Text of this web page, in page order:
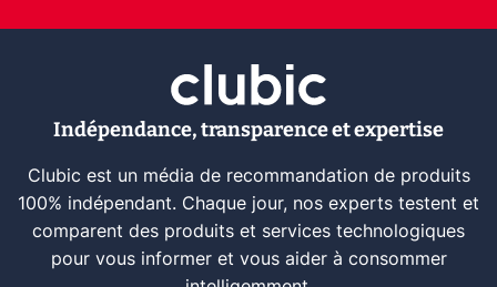
Indépendance, transparence et expertise
Clubic est un média de recommandation de produits
100% indépendant. Chaque jour, nos experts testent et
comparent des produits et services technologiques
pour vous informer et vous aider à consommer